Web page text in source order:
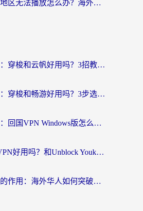
搜狐视频该地区无法播放怎么办？海外党亲测有效的回国加速指南
海外党必看：穿梭和云帆好用吗？3招教你选对回国加速器（附PTT翻墙+QuickbackFly2CN对比）
海外党必看：穿梭和畅游好用吗？3步选对回国加速器，无缝刷国内剧玩国服
海外党必看：回国VPN Windows版怎么选？3步找到最适合你的无缝访问方案
Quickback VPN好用吗？和Unblock YoukuVPN对比哪个回国效果更好？海外党无缝访问国内资源的实用指南
归雁加速器的作用：海外华人如何突破地域限制，无缝拥抱国内资源？